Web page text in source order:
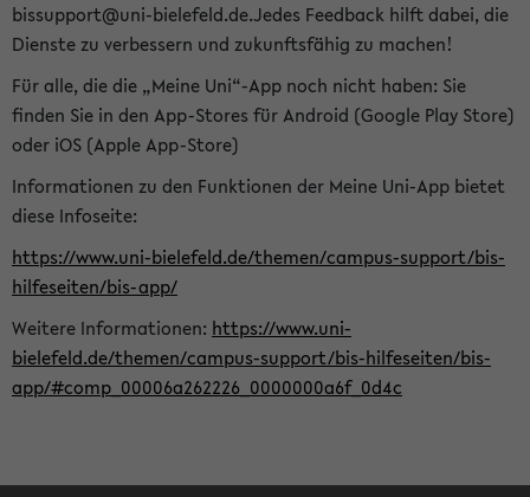
bissupport@uni-bielefeld.de.Jedes Feedback hilft dabei, die
Dienste zu verbessern und zukunftsfähig zu machen!
Für alle, die die „Meine Uni“-App noch nicht haben: Sie
finden Sie in den App-Stores für Android (Google Play Store)
oder iOS (Apple App-Store)
Informationen zu den Funktionen der Meine Uni-App bietet
diese Infoseite:
https://www.uni-bielefeld.de/themen/campus-support/bis-
hilfeseiten/bis-app/
Weitere Informationen: https://www.uni-
bielefeld.de/themen/campus-support/bis-hilfeseiten/bis-
app/#comp_00006a262226_0000000a6f_0d4c